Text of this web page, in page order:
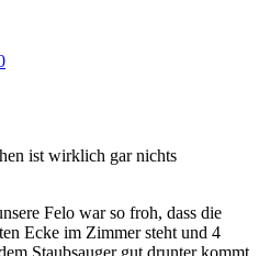
ist wirklich gar nichts
Felo war so froh, dass die
Ecke im Zimmer steht und 4
Staubsauger gut drunter kommt.